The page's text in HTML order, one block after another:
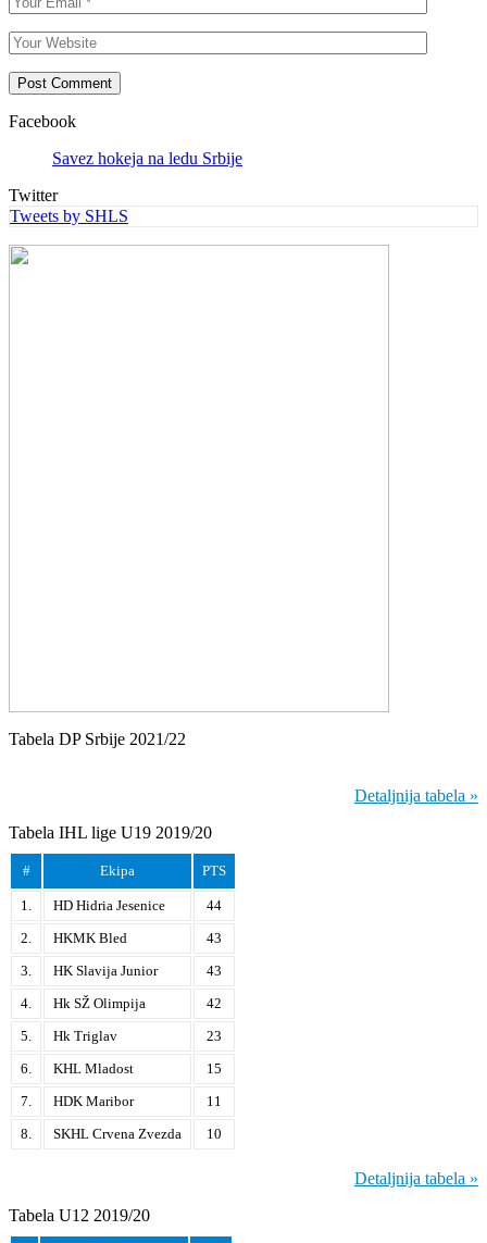
Facebook
Savez hokeja na ledu Srbije
Twitter
Tweets by SHLS
Tabela DP Srbije 2021/22
Detaljnija tabela »
Tabela IHL lige U19 2019/20
# Ekipa PTS
1. HD Hidria Jesenice
44
2.
HKMK Bled
43
3.
HK Slavija Junior
43
4.
Hk SŽ Olimpija
42
5.
Hk Triglav
23
6.
KHL Mladost
15
7.
HDK Maribor
11
8.
SKHL Crvena Zvezda 10
Detaljnija tabela »
Tabela U12 2019/20